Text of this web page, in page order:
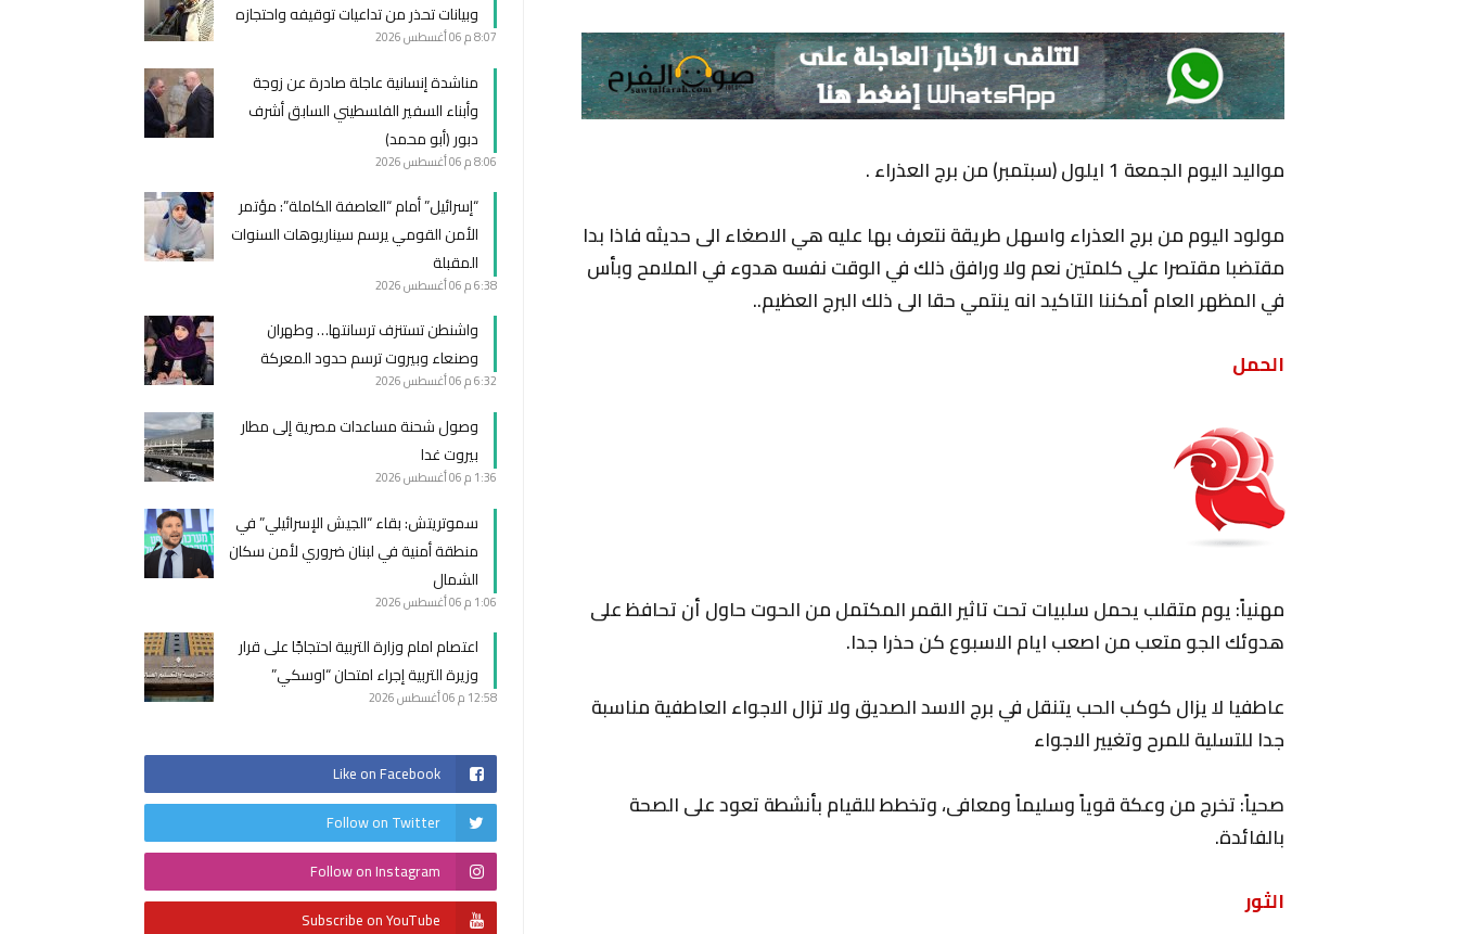
مواليد اليوم الجمعة 1 ايلول (سبتمبر) من برج العذراء .
مولود اليوم من برج العذراء واسهل طريقة نتعرف بها عليه هي الاصغاء الى حديثه فاذا بدا
مقتضبا مقتصرا علي كلمتين نعم ولا ورافق ذلك في الوقت نفسه هدوء في الملامح وبأس
في المظهر العام أمكننا التاكيد انه ينتمي حقا الى ذلك البرج العظيم..
الحمل
مهنياً: يوم متقلب يحمل سلبيات تحت تاثير القمر المكتمل من الحوت حاول أن تحافظ على
هدوئك الجو متعب من اصعب ايام الاسبوع كن حذرا جدا.
عاطفيا لا يزال كوكب الحب يتنقل في برج الاسد الصديق ولا تزال الاجواء العاطفية مناسبة
جدا للتسلية للمرح وتغيير الاجواء
صحياً: تخرج من وعكة قوياً وسليماً ومعافى، وتخطط للقيام بأنشطة تعود على الصحة
بالفائدة.
الثور
وبيانات تحذر من تداعيات توقيفه واحتجازه
8:07 م 06 أغسطس 2026
مناشدة إنسانية عاجلة صادرة عن زوجة
وأبناء السفير الفلسطيني السابق أشرف
دبور (أبو محمد)
8:06 م 06 أغسطس 2026
“إسرائيل” أمام “العاصفة الكاملة”: مؤتمر
الأمن القومي يرسم سيناريوهات السنوات
المقبلة
6:38 م 06 أغسطس 2026
واشنطن تستنزف ترسانتها… وطهران
وصنعاء وبيروت ترسم حدود المعركة
6:32 م 06 أغسطس 2026
وصول شحنة مساعدات مصرية إلى مطار
بيروت غدا
1:36 م 06 أغسطس 2026
سموتريتش: بقاء “الجيش الإسرائيلي” في
منطقة أمنية في لبنان ضروري لأمن سكان
الشمال
1:06 م 06 أغسطس 2026
اعتصام امام وزارة التربية احتجاجًا على قرار
وزيرة التربية إجراء امتحان “اوسكي”
12:58 م 06 أغسطس 2026
Like on Facebook
Follow on Twitter
Follow on Instagram
Subscribe on YouTube